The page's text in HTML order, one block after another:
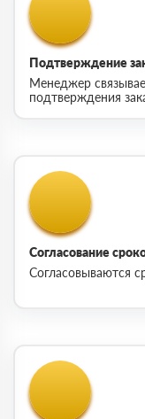
Подтверждение
Менеджер
подтверждения
Согласование
Согласовываются